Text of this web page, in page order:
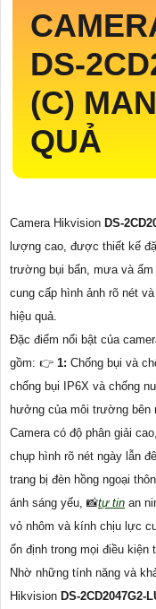
DS-
(C)
QUẢ
Camera Hikvision DS-
lượng cao, được thiết kế
trường bụi bẩn, mưa và
cung cấp hình ảnh rõ nét
hiệu quả.
Đặc điểm nổi bật của
gồm: 👉 1: Chống bụi và
chống bụi IP6X và chống
hưởng của môi trường bên
Camera có độ phân giải
chụp hình rõ nét ngày lẫn
trang bị đèn hồng ngoại
ánh sáng yếu, 📸tự tin an
vỏ nhôm và kính chịu lực
ổn định trong mọi điều kiện
Nhờ những tính năng và
Hikvision DS-2CD2047G2-